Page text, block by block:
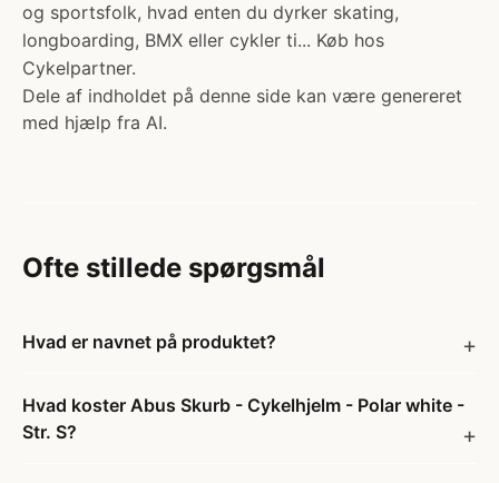
og sportsfolk, hvad enten du dyrker skating,
longboarding, BMX eller cykler ti... Køb hos
Cykelpartner.
Dele af indholdet på denne side kan være genereret
med hjælp fra AI.
Ofte stillede spørgsmål
Hvad er navnet på produktet?
Hvad koster Abus Skurb - Cykelhjelm - Polar white -
Str. S?